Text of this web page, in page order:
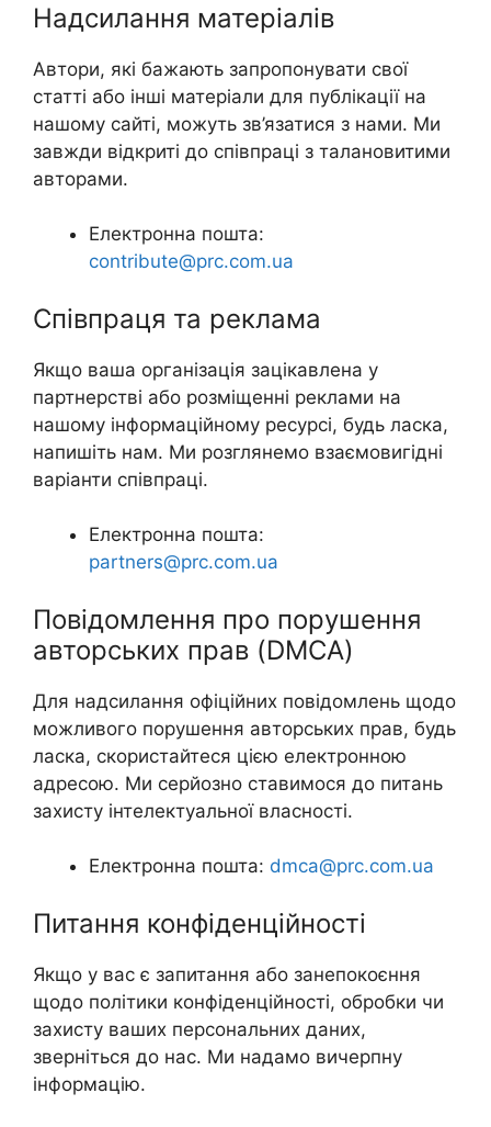
Надсилання матеріалів
Автори, які бажають запропонувати свої
статті або інші матеріали для публікації на
нашому сайті, можуть зв’язатися з нами. Ми
завжди відкриті до співпраці з талановитими
авторами.
Електронна пошта:
contribute@prc.com.ua
Співпраця та реклама
Якщо ваша організація зацікавлена у
партнерстві або розміщенні реклами на
нашому інформаційному ресурсі, будь ласка,
напишіть нам. Ми розглянемо взаємовигідні
варіанти співпраці.
Електронна пошта:
partners@prc.com.ua
Повідомлення про порушення
авторських прав (DMCA)
Для надсилання офіційних повідомлень щодо
можливого порушення авторських прав, будь
ласка, скористайтеся цією електронною
адресою. Ми серйозно ставимося до питань
захисту інтелектуальної власності.
Електронна пошта: dmca@prc.com.ua
Питання конфіденційності
Якщо у вас є запитання або занепокоєння
щодо політики конфіденційності, обробки чи
захисту ваших персональних даних,
зверніться до нас. Ми надамо вичерпну
інформацію.